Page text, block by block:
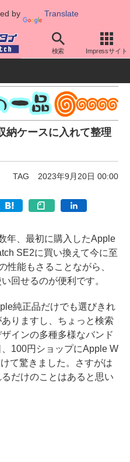
by Translate
検索 Impressサイト
リー その他
納ケースに入れて整理
TAG 2023年9月20日 00:00
年、最初に購入したApple
SE2に買い換えて今に至
性能もさることながら、
回せるのが便利です。
純正品だけでも選びきれ
りますし、ちょっと検索
インの多種多様なバンド
100円ショップにApple W
て驚きました。さすがは
だけのことはあると思い